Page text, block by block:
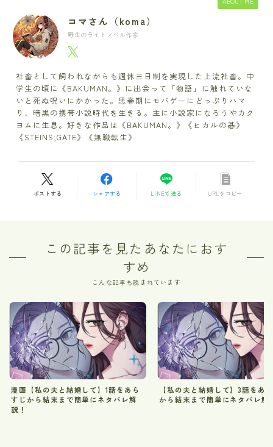
コマさん（koma）
野生のライトノベル作家
社畜として飼われながらも週休三日制を実現した上流社畜。中
学生の頃に《BAKUMAN。》に出会って「物語」に触れていな
いと死ぬ呪いにかかった。思春期にモバゲーにどっぷりハマ
り、暗黒の携帯小説時代を生きる。主に小説家になろうやカク
ヨムに生息。好きな作品は《BAKUMAN。》《ヒカルの碁》
《STEINS;GATE》《無職転生》
ポストする シェアする LINEで送る URLをコピー
この記事を見たあなたにおす
すめ
こんな記事も読まれています
漫画【私の夫と結婚して】1話をあら
すじから結末まで簡単にネタバレ解
説！
【私の夫と結婚して】3話をあ
から結末まで簡単にネタバレ解